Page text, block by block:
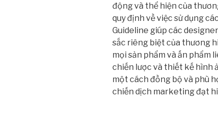
động và thể hiện của
quy định về việc sử dụng
Guideline giúp các
sắc riêng biệt của thương
mọi sản phẩm và ấn phẩm
chiến lược và thiết kế hình
một cách đồng bộ và phù
chiến dịch marketing đạt